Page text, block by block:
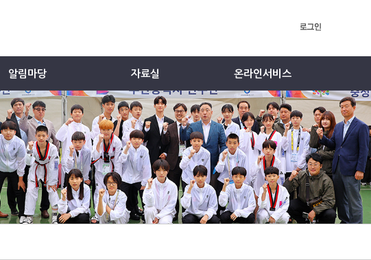
알림마당 자료실 온라인서비스